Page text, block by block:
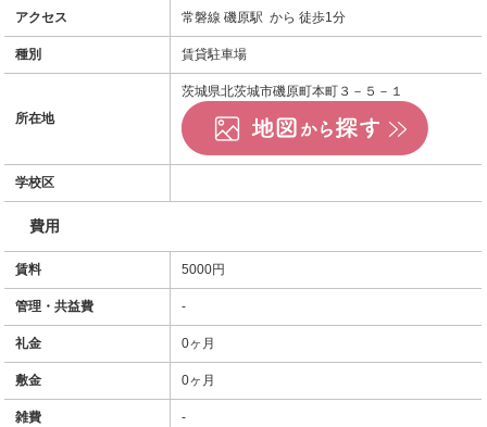
アクセス 常磐線 磯原駅 から 徒歩1分
種別 賃貸駐車場
所在地
茨城県北茨城市磯原町本町３－５－１
学校区
費用
賃料 5000円
管理・共益費 -
礼金 0ヶ月
敷金 0ヶ月
雑費 -